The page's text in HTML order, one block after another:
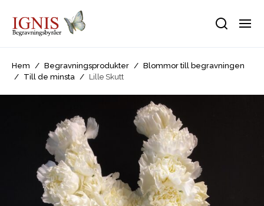
Hem / Begravningsprodukter /
Blommor till begravningen
/
Till de minsta / Lille Skutt